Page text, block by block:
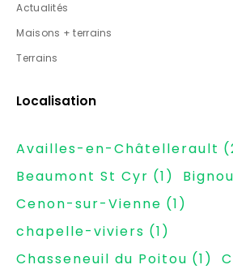
Actualités
Maisons + terrains
Terrains
Localisation
Availles-en-Châtellerault
Beaumont St Cyr (1)
Cenon-sur-Vienne (1)
chapelle-viviers (1)
Chasseneuil du Poitou (1)